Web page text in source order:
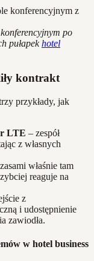
po
pułapekhotel
kontrakt
przykłady, jak
LTE – zespół
z własnych
właśnie tam
reaguje na
z
i udostępnienie
zawiodła.
w hotel business